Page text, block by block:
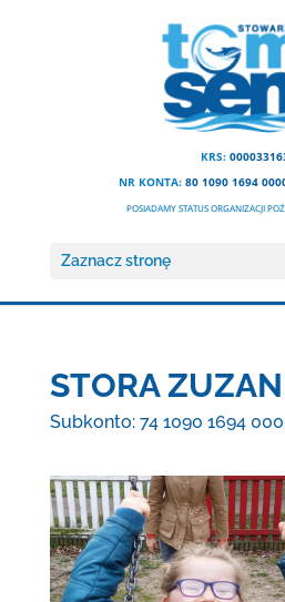
KRS:
NR KONTA: 80 1090 1694
POSIADAMY STATUS ORGANIZACJI
Zaznacz stronę
STORA
Subkonto: 74 1090 1694